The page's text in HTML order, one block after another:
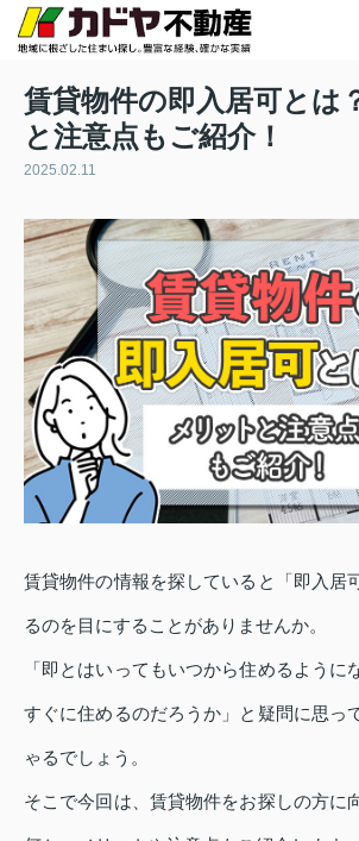
賃貸物件の即入居可とは
と注意点もご紹介！
2025.02.11
賃貸物件の情報を探していると「即入居
るのを目にすることがありませんか。
「即とはいってもいつから住めるように
すぐに住めるのだろうか」と疑問に思っ
ゃるでしょう。
そこで今回は、賃貸物件をお探しの方に